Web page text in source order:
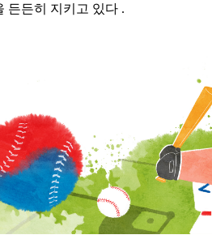
든든히 지키고 있다 .